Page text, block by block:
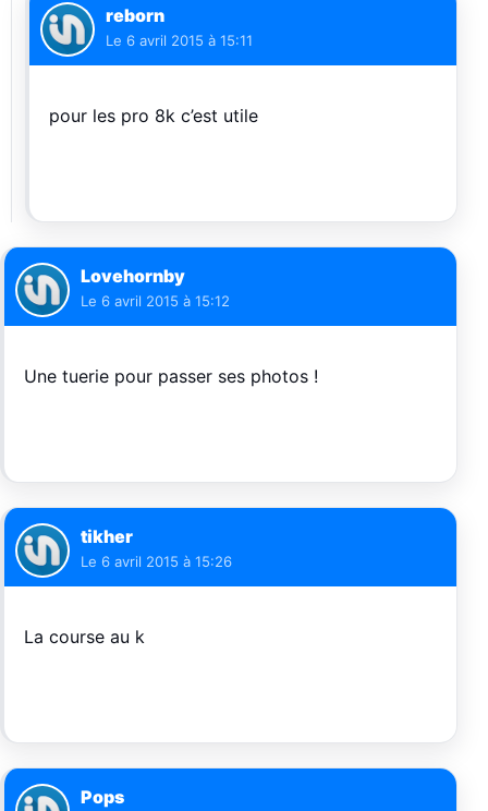
reborn
Le 6 avril 2015 à 15:11
pour les pro 8k c’est utile
Lovehornby
Le 6 avril 2015 à 15:12
Une tuerie pour passer ses photos !
tikher
Le 6 avril 2015 à 15:26
La course au k
Pops